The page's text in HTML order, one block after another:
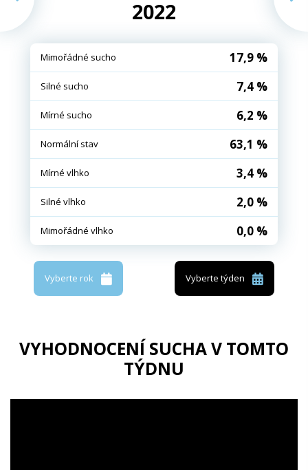
2022
Mimořádné sucho 17,9 %
Silné sucho 7,4 %
Mírné sucho 6,2 %
Normální stav 63,1 %
Mírné vlhko 3,4 %
Silné vlhko 2,0 %
Mimořádné vlhko 0,0 %
Vyberte rok Vyberte týden
VYHODNOCENÍ SUCHA V TOMTO
TÝDNU